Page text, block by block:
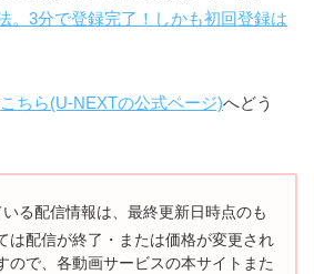
。3分で登録完了！しかも初回登録は
こちら(U-NEXTの公式ページ)へどう
る配信情報は、最終更新日時点のも
は配信が終了・または価格が変更され
で、 各動画サービスの本サイトまた